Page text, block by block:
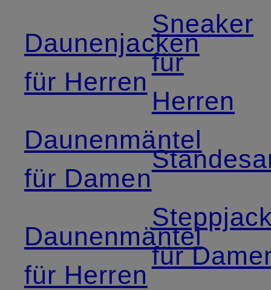
Daunenjacken
für Herren
Daunenmäntel
für Damen
Daunenmäntel
für Herren
Sneaker
für
Herren
für